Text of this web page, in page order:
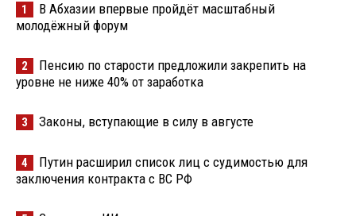
1
В Абхазии впервые пройдёт масштабный
молодёжный форум
2
Пенсию по старости предложили закрепить на
уровне не ниже 40% от заработка
3 Законы, вступающие в силу в августе
4
Путин расширил список лиц с судимостью для
заключения контракта с ВС РФ